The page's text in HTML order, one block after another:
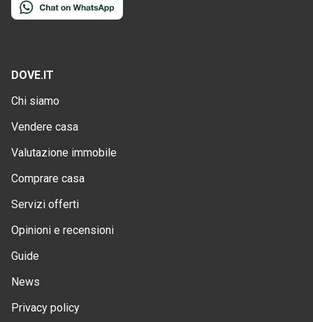
DOVE.IT
Chi siamo
Vendere casa
Valutazione immobile
Comprare casa
Servizi offerti
Opinioni e recensioni
Guide
News
Privacy policy